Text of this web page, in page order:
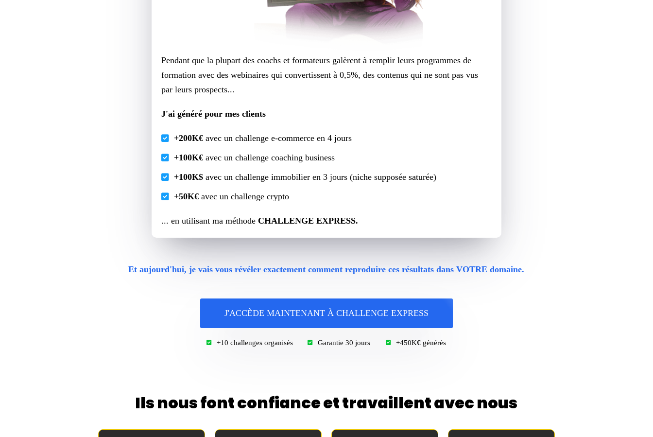
Pendant que la plupart des coachs et formateurs galèrent à remplir leurs programmes de
formation avec des webinaires qui convertissent à 0,5%, des contenus qui ne sont pas vus
par leurs prospects...
J'ai généré pour mes clients
+200K€ avec un challenge e-commerce en 4 jours
+100K€ avec un challenge coaching business
+100K$ avec un challenge immobilier en 3 jours (niche supposée saturée)
+50K€ avec un challenge crypto
... en utilisant ma méthode CHALLENGE EXPRESS.
Et aujourd'hui, je vais vous révéler exactement comment reproduire ces résultats dans VOTRE domaine.
J'ACCÈDE MAINTENANT À CHALLENGE EXPRESS
+10 challenges organisés Garantie 30 jours +450K€générés
Ils nous font confiance et travaillent avec nous